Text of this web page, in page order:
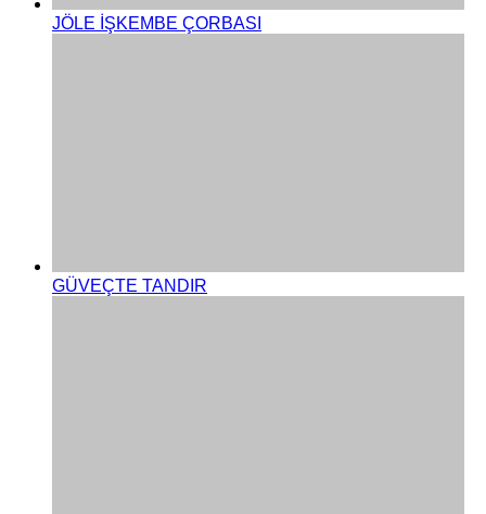
JÖLE İŞKEMBE ÇORBASI
GÜVEÇTE TANDIR